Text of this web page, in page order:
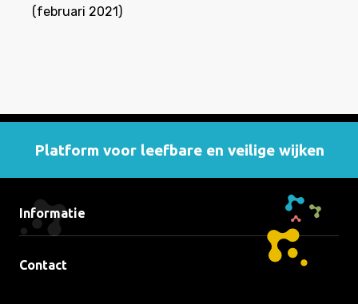
(februari 2021)
Platform voor leefbare en veilige wijken
Informatie
Contact